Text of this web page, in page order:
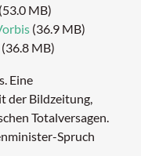
(53.0 MB)
(36.9 MB)
(36.8 MB)
Eine
der Bildzeitung,
Totalversagen.
Spruch